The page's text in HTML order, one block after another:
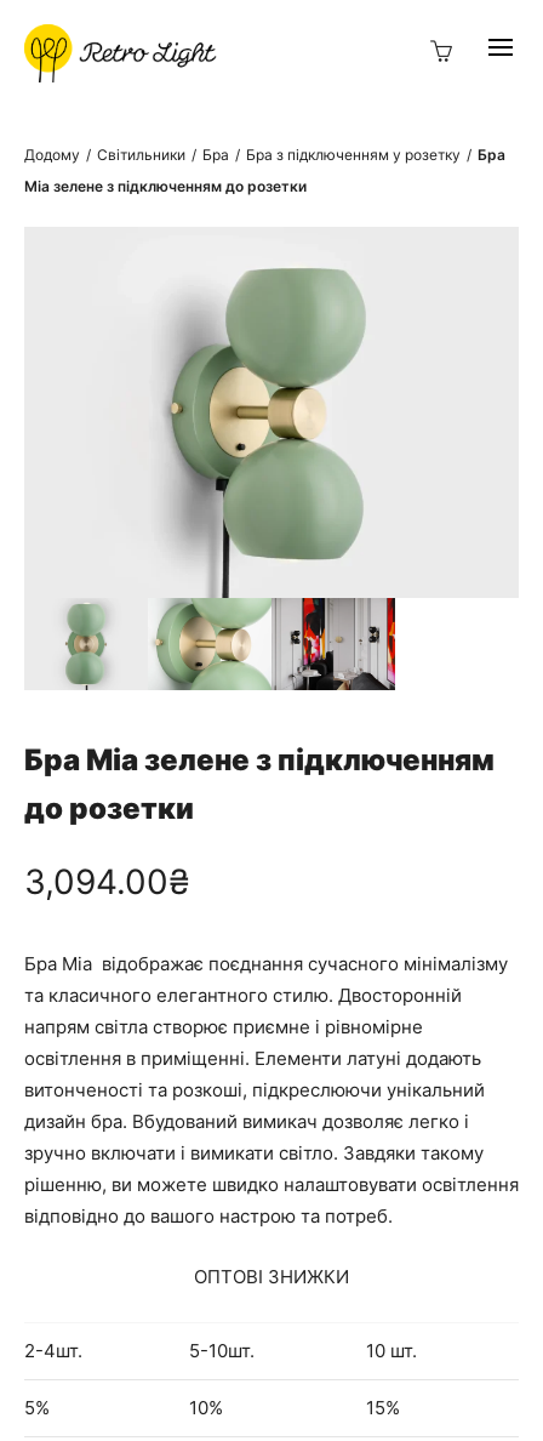
Додому / Світильники / Бра / Бра з підключенням у розетку / Бра
Mia зелене з підключенням до розетки
Бра Mia зелене з підключенням
до розетки
3,094.00₴
Бра Mia відображає поєднання сучасного мінімалізму
та класичного елегантного стилю. Двосторонній
напрям світла створює приємне і рівномірне
освітлення в приміщенні. Елементи латуні додають
витонченості та розкоші, підкреслюючи унікальний
дизайн бра. Вбудований вимикач дозволяє легко і
зручно включати і вимикати світло. Завдяки такому
рішенню, ви можете швидко налаштовувати освітлення
відповідно до вашого настрою та потреб.
ОПТОВІ ЗНИЖКИ
2-4шт. 5-10шт. 10 шт.
5% 10% 15%